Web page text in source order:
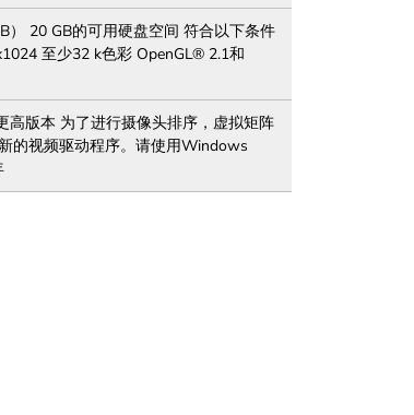
） 20 GB的可用硬盘空间 符合以下条件
至少32 k色彩 OpenGL® 2.1和
版本 为了进行摄像头排序，虚拟矩阵
的视频驱动程序。请使用Windows